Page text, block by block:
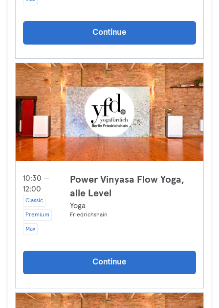
Continue
10:30 —
12:00
Classic
Premium
Max
Power Vinyasa Flow Yoga,
alle Level
Yoga
Friedrichshain
Continue